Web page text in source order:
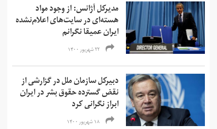
مدیرکل آژانس: از وجود مواد
هسته‌ای در سایت‌های اعلام‌نشده
ایران عمیقا نگرانم
۲۲ شهریور ۱۴۰۰
دبیرکل سازمان ملل در گزارشی از
نقض گسترده حقوق بشر در ایران
ابراز نگرانی کرد
۱۸ شهریور ۱۴۰۰